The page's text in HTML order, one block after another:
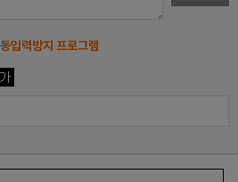
입력방지 프로그램